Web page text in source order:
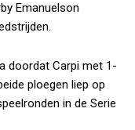
Emanuelson
doordat Carpi met 1-
ploegen liep op
in de Serie